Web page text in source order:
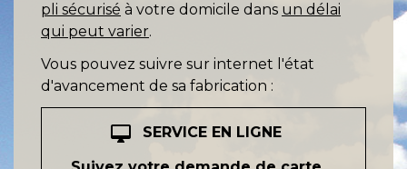
pli sécurisé à votre domicile dans un délai
qui peut varier.
Vous pouvez suivre sur internet l'état
d'avancement de sa fabrication :
desktop_mac
SERVICE EN LIGNE